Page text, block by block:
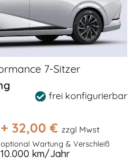
7-Sitzer
frei konfigurierbar
+ 32,00 € zzgl Mwst
optional Wartung & Verschleiß
10.000 km/Jahr